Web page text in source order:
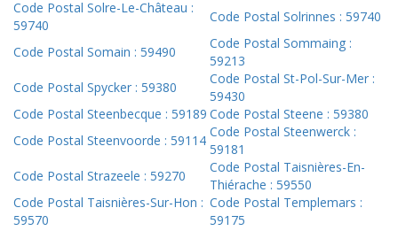
Code Postal Solre-Le-Château :
59740
Code Postal Solrinnes : 59740
Code Postal Somain : 59490
Code Postal Sommaing :
59213
Code Postal Spycker : 59380
Code Postal St-Pol-Sur-Mer :
59430
Code Postal Steenbecque : 59189 Code Postal Steene : 59380
Code Postal Steenvoorde : 59114
Code Postal Steenwerck :
59181
Code Postal Strazeele : 59270
Code Postal Taisnières-En-
Thiérache : 59550
Code Postal Taisnières-Sur-Hon :
59570
Code Postal Templemars :
59175